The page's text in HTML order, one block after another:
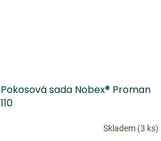
Pokosová sada Nobex® Proman
110
Skladem (3 ks)